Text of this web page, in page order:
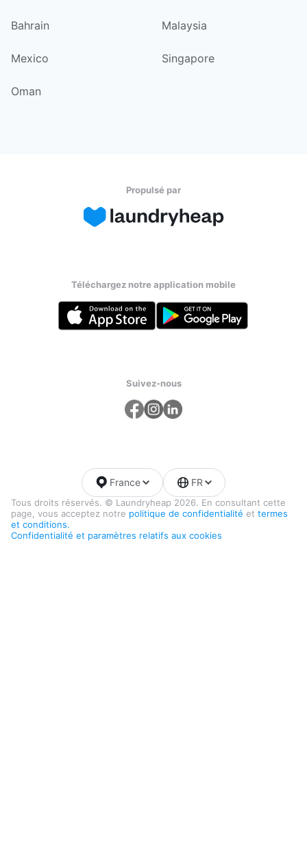
Bahrain Malaysia
Mexico Singapore
Oman
Propulsé par
Téléchargez notre application mobile
Suivez-nous
Tous droits réservés. © Laundryheap 2026. En consultant cette
page, vous acceptez notre politique de confidentialité et termes
et conditions.
Confidentialité et paramètres relatifs aux cookies
France FR